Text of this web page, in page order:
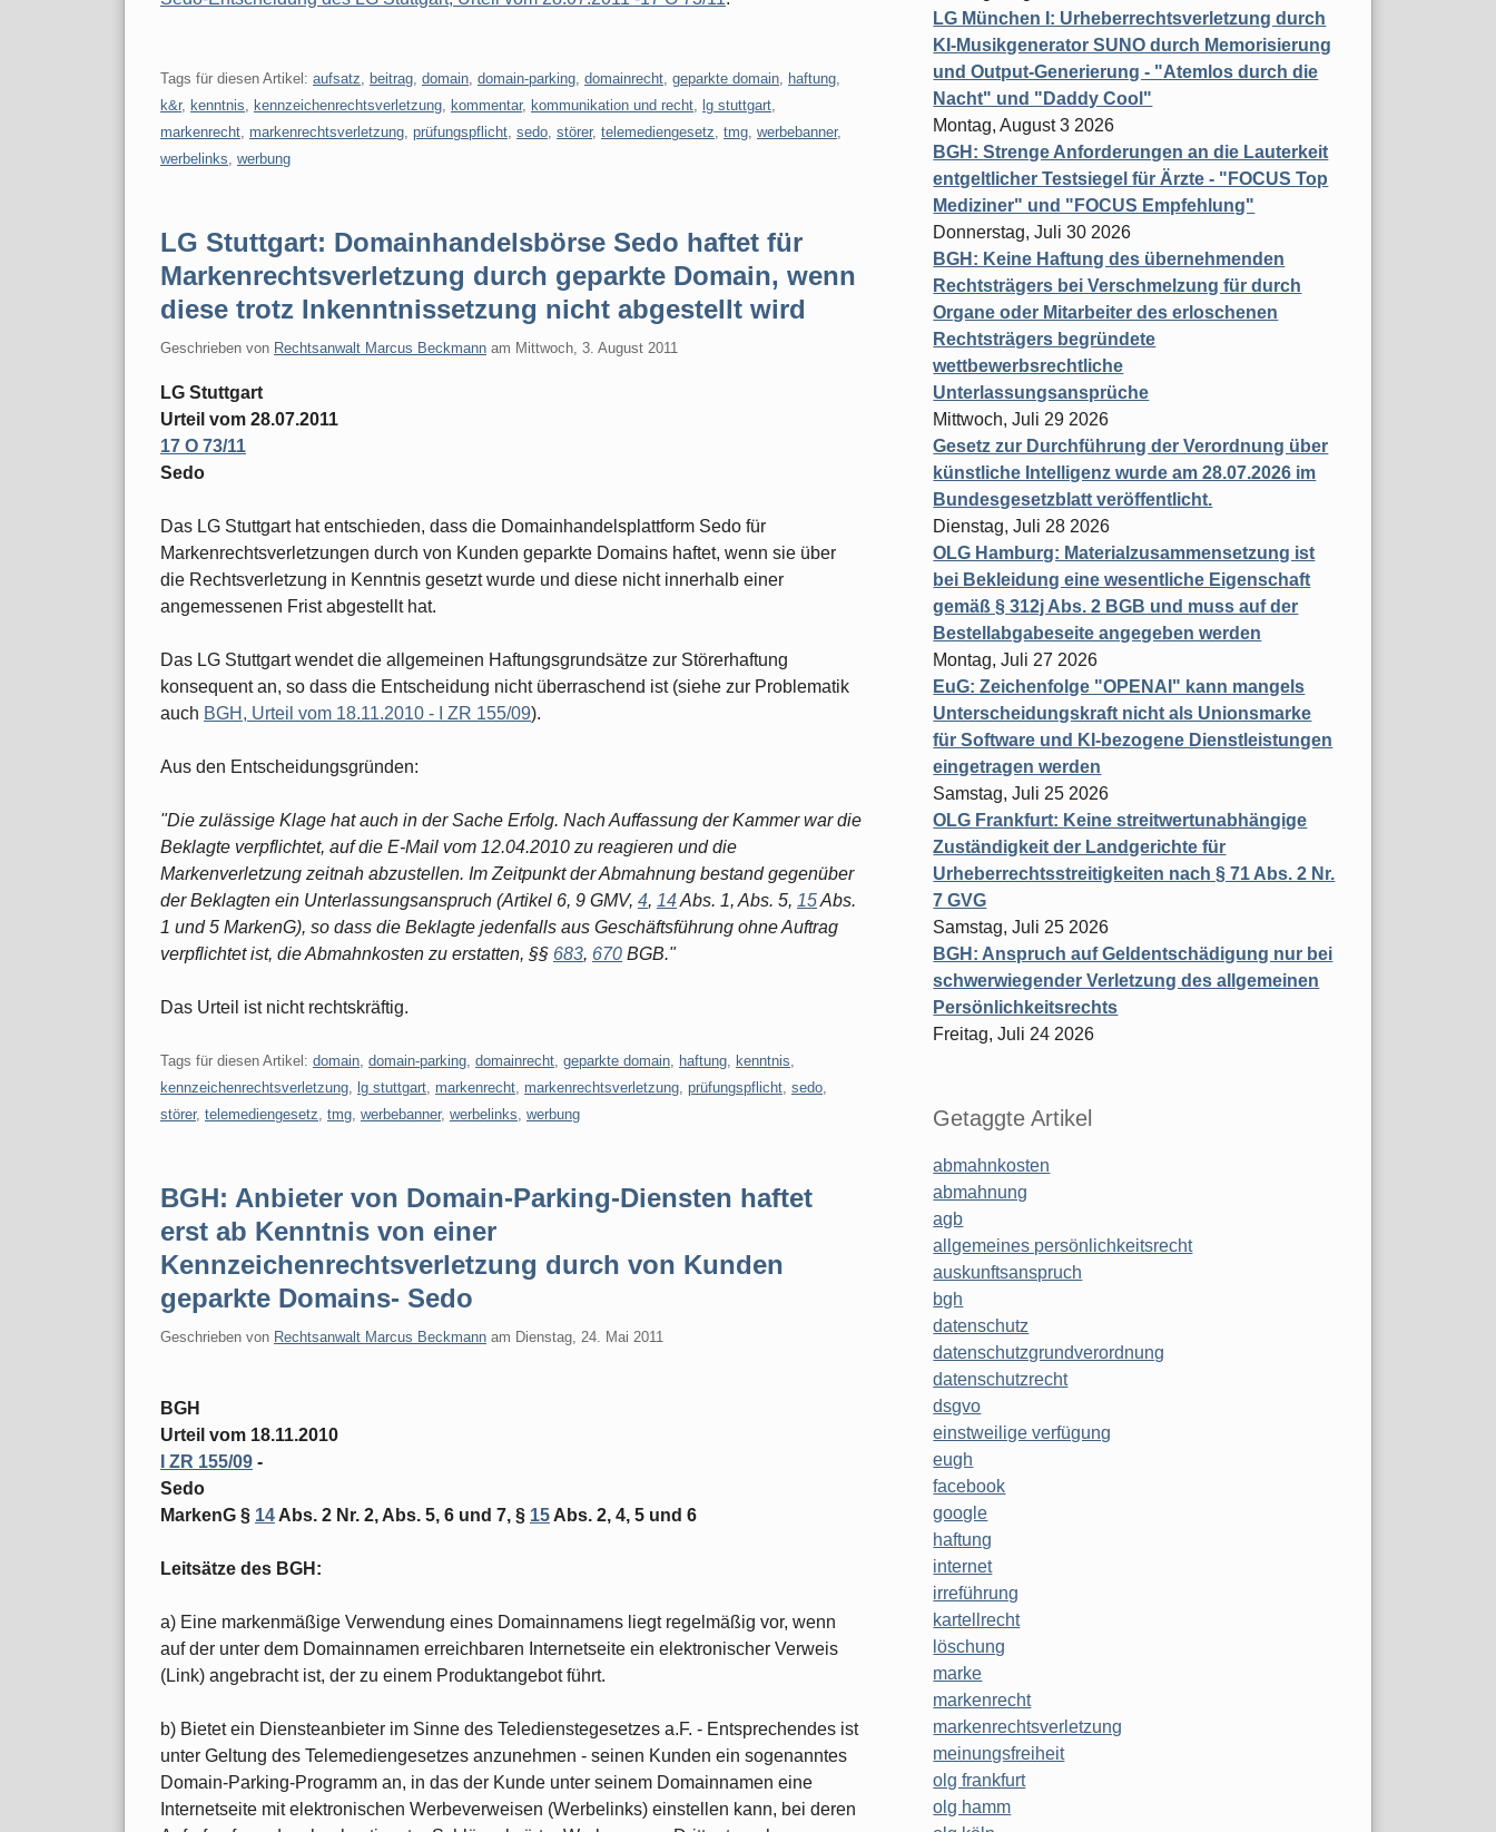
Tags für diesen Artikel: aufsatz beitrag domain domain-parking domainrecht geparkte domain haftung
k&r, kenntnis kennzeichenrechtsverletzung kommentar, kommunikation und recht lg stuttgart
markenrecht markenrechtsverletzung prüfungspflicht sedo störer, telemediengesetz tmg werbebanner,
werbelinks werbung
LG Stuttgart: Domainhandelsbörse Sedo haftet für
Markenrechtsverletzung durch geparkte Domain, wenn
diese trotz Inkenntnissetzung nicht abgestellt wird
Geschrieben von Rechtsanwalt Marcus Beckmann am Mittwoch, 3. August 2011
LG Stuttgart
Urteil vom 28.07.2011
17 O 73/11
Sedo
Das LG Stuttgart hat entschieden, dass die Domainhandelsplattform Sedo für
Markenrechtsverletzungen durch von Kunden geparkte Domains haftet, wenn sie über
die Rechtsverletzung in Kenntnis gesetzt wurde und diese nicht innerhalb einer
angemessenen Frist abgestellt hat.
Das LG Stuttgart wendet die allgemeinen Haftungsgrundsätze zur Störerhaftung
konsequent an, so dass die Entscheidung nicht überraschend ist (siehe zur Problematik
auch BGH, Urteil vom 18.11.2010 - I ZR 155/09).
Aus den Entscheidungsgründen:
"Die zulässige Klage hat auch in der Sache Erfolg. Nach Auffassung der Kammer war die
Beklagte verpflichtet, auf die E-Mail vom 12.04.2010 zu reagieren und die
Markenverletzung zeitnah abzustellen. Im Zeitpunkt der Abmahnung bestand gegenüber
der Beklagten ein Unterlassungsanspruch (Artikel 6, 9 GMV, 4, 14Abs. 1, Abs. 5, 15Abs.
1 und 5 MarkenG), so dass die Beklagte jedenfalls aus Geschäftsführung ohne Auftrag
verpflichtet ist, die Abmahnkosten zu erstatten, §§ 683, 670 BGB."
Das Urteil ist nicht rechtskräftig.
Tags für diesen Artikel: domain domain-parking domainrecht geparkte domain haftung kenntnis
kennzeichenrechtsverletzung
lg stuttgart markenrecht markenrechtsverletzung prüfungspflicht sedo
störer, telemediengesetz tmg werbebanner, werbelinks werbung
BGH: Anbieter von Domain-Parking-Diensten haftet
erst ab Kenntnis von einer
Kennzeichenrechtsverletzung durch von Kunden
geparkte Domains- Sedo
Geschrieben von Rechtsanwalt Marcus Beckmann am Dienstag, 24. Mai 2011
BGH
Urteil vom 18.11.2010
I ZR 155/09 -
Sedo
MarkenG § 14 Abs. 2 Nr. 2, Abs. 5, 6 und 7, § 15 Abs. 2, 4, 5 und 6
Leitsätze des BGH:
a) Eine markenmäßige Verwendung eines Domainnamens liegt regelmäßig vor, wenn
auf der unter dem Domainnamen erreichbaren Internetseite ein elektronischer Verweis
(Link) angebracht ist, der zu einem Produktangebot führt.
b) Bietet ein Diensteanbieter im Sinne des Teledienstegesetzes a.F. - Entsprechendes ist
unter Geltung des Telemediengesetzes anzunehmen - seinen Kunden ein sogenanntes
Domain-Parking-Programm an, in das der Kunde unter seinem Domainnamen eine
Internetseite mit elektronischen Werbeverweisen (Werbelinks) einstellen kann, bei deren
LG München I: Urheberrechtsverletzung durch
KI-Musikgenerator SUNO durch Memorisierung
und Output-Generierung - "Atemlos durch die
Nacht" und "Daddy Cool"
Montag, August 3 2026
BGH: Strenge Anforderungen an die Lauterkeit
entgeltlicher Testsiegel für Ärzte - "FOCUS Top
Mediziner" und "FOCUS Empfehlung"
Donnerstag, Juli 30 2026
BGH: Keine Haftung des übernehmenden
Rechtsträgers bei Verschmelzung für durch
Organe oder Mitarbeiter des erloschenen
Rechtsträgers begründete
wettbewerbsrechtliche
Unterlassungsansprüche
Mittwoch, Juli 29 2026
Gesetz zur Durchführung der Verordnung über
künstliche Intelligenz wurde am 28.07.2026 im
Bundesgesetzblatt veröffentlicht.
Dienstag, Juli 28 2026
OLG Hamburg: Materialzusammensetzung ist
bei Bekleidung eine wesentliche Eigenschaft
gemäß § 312j Abs. 2 BGB und muss auf der
Bestellabgabeseite angegeben werden
Montag, Juli 27 2026
EuG: Zeichenfolge "OPENAI" kann mangels
Unterscheidungskraft nicht als Unionsmarke
für Software und KI-bezogene Dienstleistungen
eingetragen werden
Samstag, Juli 25 2026
OLG Frankfurt: Keine streitwertunabhängige
Zuständigkeit der Landgerichte für
Urheberrechtsstreitigkeiten nach § 71 Abs. 2 Nr.
7 GVG
Samstag, Juli 25 2026
BGH: Anspruch auf Geldentschädigung nur bei
schwerwiegender Verletzung des allgemeinen
Persönlichkeitsrechts
Freitag, Juli 24 2026
Getaggte Artikel
abmahnkosten
abmahnung
agb
allgemeines persönlichkeitsrecht
auskunftsanspruch
bgh
datenschutz
datenschutzgrundverordnung
datenschutzrecht
dsgvo
einstweilige verfügung
eugh
facebook
google
haftung
internet
irreführung
kartellrecht
löschung
marke
markenrecht
markenrechtsverletzung
meinungsfreiheit
olg frankfurt
olg hamm